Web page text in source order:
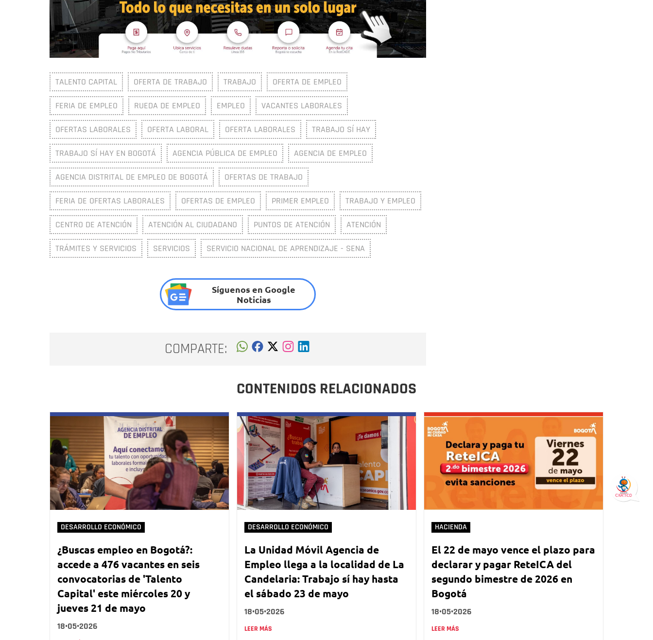
TALENTO CAPITAL OFERTA DE TRABAJO TRABAJO OFERTA DE EMPLEO
FERIA DE EMPLEO RUEDA DE EMPLEO EMPLEO VACANTES LABORALES
OFERTAS LABORALES OFERTA LABORAL OFERTA LABORALES TRABAJO SÍ HAY
TRABAJO SÍ HAY EN BOGOTÁ AGENCIA PÚBLICA DE EMPLEO AGENCIA DE EMPLEO
AGENCIA DISTRITAL DE EMPLEO DE BOGOTÁ OFERTAS DE TRABAJO
FERIA DE OFERTAS LABORALES OFERTAS DE EMPLEO PRIMER EMPLEO TRABAJO Y EMPLEO
CENTRO DE ATENCIÓN ATENCIÓN AL CIUDADANO PUNTOS DE ATENCIÓN ATENCIÓN
TRÁMITES Y SERVICIOS SERVICIOS SERVICIO NACIONAL DE APRENDIZAJE - SENA
Síguenos en Google
Noticias
COMPARTE:
CONTENIDOS RELACIONADOS
DESARROLLO ECONÓMICO
¿Buscas empleo en Bogotá?:
accede a 476 vacantes en seis
convocatorias de 'Talento
Capital' este miércoles 20 y
jueves 21 de mayo
18•05•2026
DESARROLLO ECONÓMICO
La Unidad Móvil Agencia de
Empleo llega a la localidad de La
Candelaria: Trabajo sí hay hasta
el sábado 23 de mayo
18•05•2026
LEER MÁS
HACIENDA
El 22 de mayo vence el plazo para
declarar y pagar ReteICA del
segundo bimestre de 2026 en
Bogotá
18•05•2026
LEER MÁS